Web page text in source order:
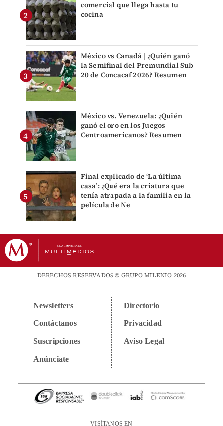
comercial que llega hasta tu
cocina
México vs Canadá | ¿Quién ganó
la Semifinal del Premundial Sub
20 de Concacaf 2026? Resumen
México vs. Venezuela: ¿Quién
ganó el oro en los Juegos
Centroamericanos? Resumen
Final explicado de ‘La última
casa’: ¿Qué era la criatura que
tenía atrapada a la familia en la
película de Ne
DERECHOS RESERVADOS © GRUPO MILENIO 2026
Newsletters
Contáctanos
Suscripciones
Anúnciate
Directorio
Privacidad
Aviso Legal
VISÍTANOS EN